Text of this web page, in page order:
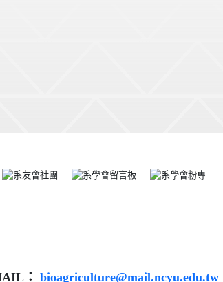
： bioagriculture@mail.ncyu.edu.tw